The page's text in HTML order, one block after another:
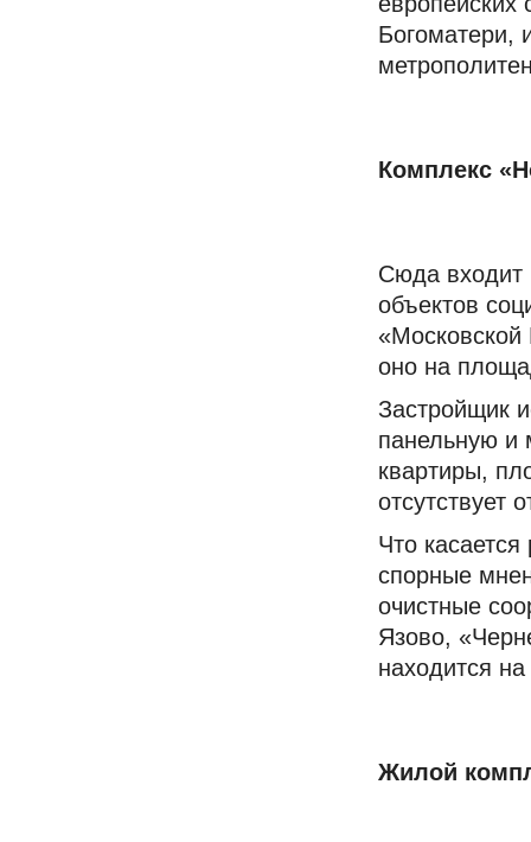
Богоматери,
Комплекс
Сюда входит
объектов
«Московской
оно на
Застройщик
панельную и
квартиры,
отсутствует
Что
спорные
очистные
Язово,
находится
Жилой